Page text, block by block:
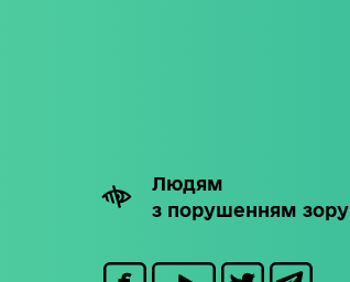
Людям
з порушенням зору